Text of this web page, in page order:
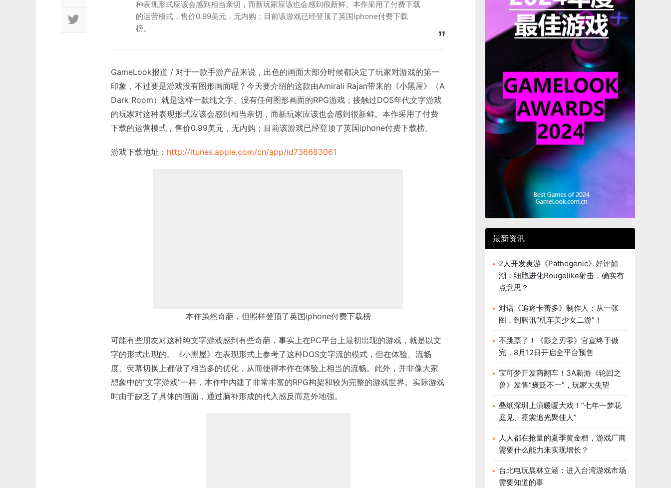
种表现形式应该会感到相当亲切，而新玩家应该也会感到很新鲜。本作采用了付费下载
的运营模式，售价0.99美元，无内购；目前该游戏已经登顶了英国iphone付费下载
榜。
GameLook报道 / 对于一款手游产品来说，出色的画面大部分时候都决定了玩家对游戏的第一
印象，不过要是游戏没有图形画面呢？今天要介绍的这款由Amirali Rajan带来的《小黑屋》（A
Dark Room）就是这样一款纯文字、没有任何图形画面的RPG游戏；接触过DOS年代文字游戏
的玩家对这种表现形式应该会感到相当亲切，而新玩家应该也会感到很新鲜。本作采用了付费
下载的运营模式，售价0.99美元，无内购；目前该游戏已经登顶了英国iphone付费下载榜。
游戏下载地址： http://itunes.apple.com/cn/app/id736683061
本作虽然奇葩，但照样登顶了英国iphone付费下载榜
可能有些朋友对这种纯文字游戏感到有些奇葩，事实上在PC平台上最初出现的游戏，就是以文
字的形式出现的。《小黑屋》在表现形式上参考了这种DOS文字流的模式，但在体验、流畅
度、荧幕切换上都做了相当多的优化，从而使得本作在体验上相当的流畅。此外，并非像大家
想象中的“文字游戏”一样，本作中内建了非常丰富的RPG构架和较为完整的游戏世界。实际游戏
时由于缺乏了具体的画面，通过脑补形成的代入感反而意外地强。
最新资讯
2人开发爽游《Pathogenic》好评如
潮：细胞进化Rougelike射击，确实有
点意思？
对话《追逐卡蕾多》制作人：从一张
图，到腾讯“机车美少女二游”！
不跳票了！《影之刃零》官宣终于做
完，8月12日开启全平台预售
宝可梦开发商翻车！3A新游《轮回之
兽》发售“褒贬不一”，玩家大失望
叠纸深圳上演暖暖大戏！“七年一梦花
庭见、霓裳追光聚佳人”
人人都在抢量的夏季黄金档，游戏厂商
需要什么能力来实现增长？
台北电玩展林立涵：进入台湾游戏市场
需要知道的事